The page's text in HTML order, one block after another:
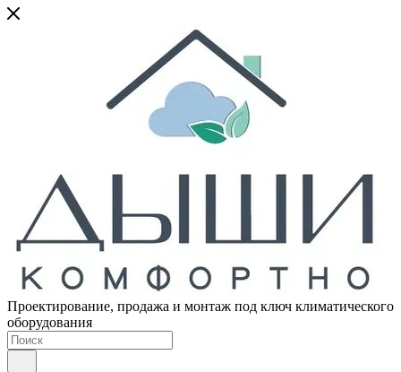
Проектирование, продажа и монтаж под ключ климатического
оборудования